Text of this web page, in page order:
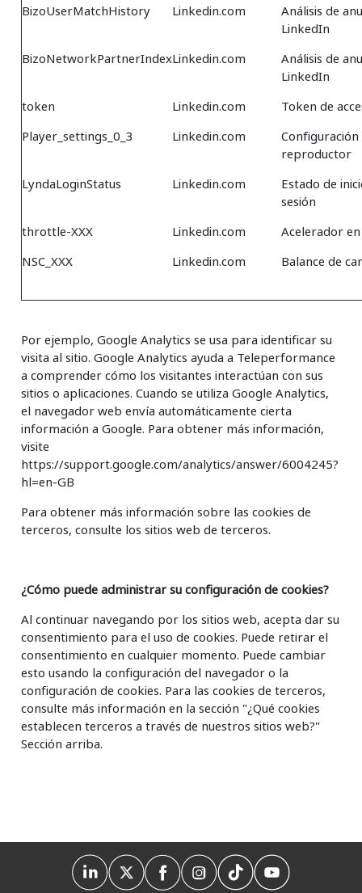
BizoUserMatchHistory
Linkedin.com
Análisis de
LinkedIn
BizoNetworkPartnerIndexLinkedin.com
Análisis de
LinkedIn
token
Linkedin.com
Token de
Player_settings_0_3
Linkedin.com
Configuración
reproductor
LyndaLoginStatus
Linkedin.com
Estado de
sesión
throttle-XXX
Linkedin.com
Acelerador
NSC_XXX
Linkedin.com Balance de
Por ejemplo, Google Analytics se usa para identificar su
visita al sitio. Google Analytics ayuda a Teleperformance
a comprender cómo los visitantes interactúan con sus
sitios o aplicaciones. Cuando se utiliza Google Analytics,
el navegador web envía automáticamente cierta
información a Google. Para obtener más información,
visite
https://support.google.com/analytics/answer/6004245?
hl=en-GB
Para obtener más información sobre las cookies de
terceros, consulte los sitios web de terceros.
¿Cómo puede administrar su configuración de cookies?
Al continuar navegando por los sitios web, acepta dar su
consentimiento para el uso de cookies. Puede retirar el
consentimiento en cualquier momento. Puede cambiar
esto usando la configuración del navegador o la
configuración de cookies. Para las cookies de terceros,
consulte más información en la sección "¿Qué cookies
establecen terceros a través de nuestros sitios web?"
Sección arriba.